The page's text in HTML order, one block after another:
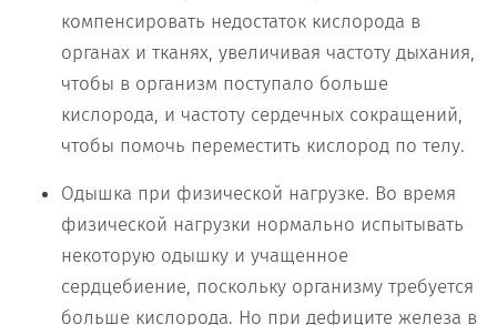
компенсировать недостаток кислорода в
органах и тканях, увеличивая частоту дыхания,
чтобы в организм поступало больше
кислорода, и частоту сердечных сокращений,
чтобы помочь переместить кислород по телу.
Одышка при физической нагрузке. Во время
физической нагрузки нормально испытывать
некоторую одышку и учащенное
сердцебиение, поскольку организму требуется
больше кислорода. Но при дефиците железа в